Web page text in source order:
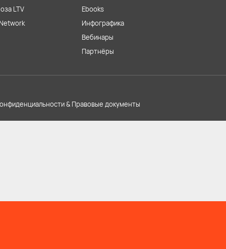
LTV
Ebooks
Инфографика
Вебинары
Партнёры
& Правовые документы